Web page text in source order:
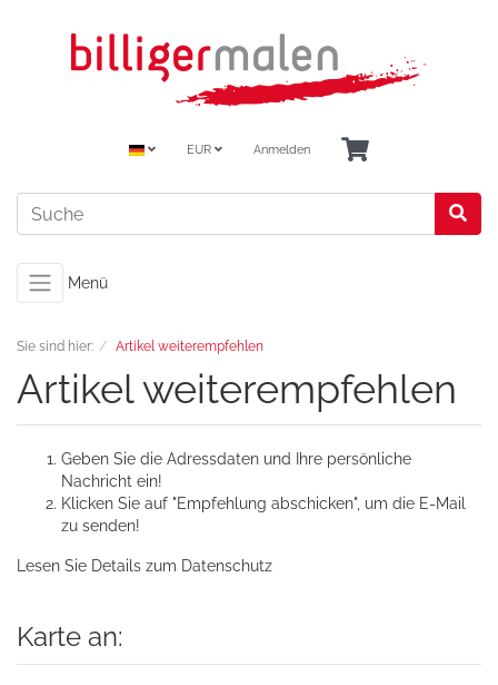
EUR Anmelden
Menü
Sie sind hier: Artikel weiterempfehlen
Artikel weiterempfehlen
Geben Sie die Adressdaten und Ihre persönliche
Nachricht ein!
Klicken Sie auf "Empfehlung abschicken", um die E-Mail
zu senden!
Lesen Sie Details zum Datenschutz
Karte an: